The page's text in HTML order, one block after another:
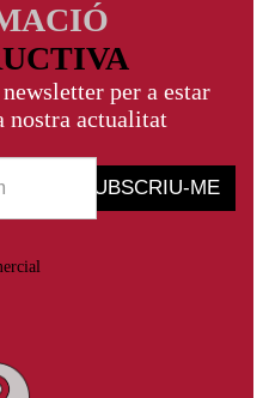
per a estar
nostra actualitat
SUBSCRIU-ME